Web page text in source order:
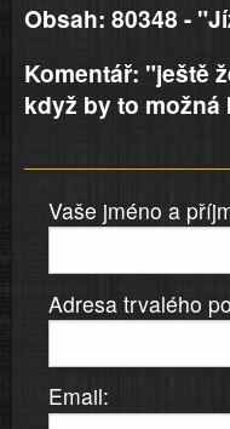
Obsah: 80348 -
Komentář: "ještě
když by to možná
Vaše jméno a
Adresa trvalého
Email: